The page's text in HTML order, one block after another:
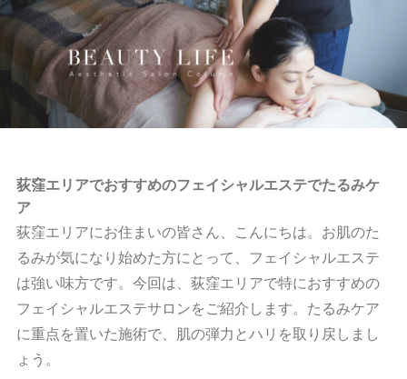
荻窪エリアでおすすめのフェイシャルエステでたるみケ
ア
荻窪エリアにお住まいの皆さん、こんにちは。お肌のた
るみが気になり始めた方にとって、フェイシャルエステ
は強い味方です。今回は、荻窪エリアで特におすすめの
フェイシャルエステサロンをご紹介します。たるみケア
に重点を置いた施術で、肌の弾力とハリを取り戻しまし
ょう。